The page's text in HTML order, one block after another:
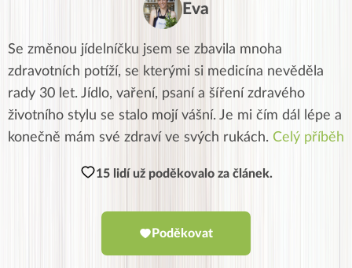
Eva
Se změnou jídelníčku jsem se zbavila mnoha
zdravotních potíží, se kterými si medicína nevěděla
rady 30 let. Jídlo, vaření, psaní a šíření zdravého
životního stylu se stalo mojí vášní. Je mi čím dál lépe a
konečně mám své zdraví ve svých rukách. Celý příběh
15 lidí už poděkovalo za článek.
Poděkovat